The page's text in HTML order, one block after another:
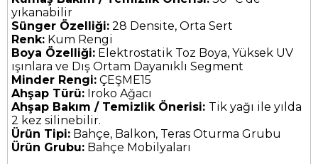
yıkanabilir
Sünger Özelliği: 28 Densite, Orta Sert
Renk: Kum Rengi
Boya Özelliği: Elektrostatik Toz Boya, Yüksek UV
ışınlara ve Dış Ortam Dayanıklı Segment
Minder Rengi: ÇEŞME15
Ahşap Türü: Iroko Ağacı
Ahşap Bakım / Temizlik Önerisi: Tik yağı ile yılda
2 kez silinebilir.
Ürün Tipi: Bahçe, Balkon, Teras Oturma Grubu
Ürün Grubu: Bahçe Mobilyaları